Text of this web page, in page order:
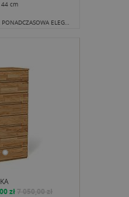
44 cm
NOWOCZESNA STYLISTYKA, PONADCZASOWA ELEGANCJA
zł7 050,00 zł